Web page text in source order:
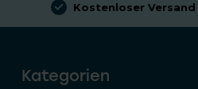
Kostenloser Versand
Kategorien